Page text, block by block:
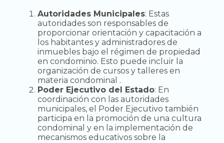
Autoridades Municipales: Estas
autoridades son responsables de
proporcionar orientación y capacitación a
los habitantes y administradores de
inmuebles bajo el régimen de propiedad
en condominio. Esto puede incluir la
organización de cursos y talleres en
materia condominal .
Poder Ejecutivo del Estado: En
coordinación con las autoridades
municipales, el Poder Ejecutivo también
participa en la promoción de una cultura
condominal y en la implementación de
mecanismos educativos sobre la